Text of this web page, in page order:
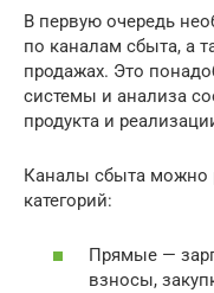
В первую очередь
по каналам сбыта, а
продажах. Это
системы и анализа
продукта и
Каналы сбыта можно
категорий:
Прямые —
взносы,